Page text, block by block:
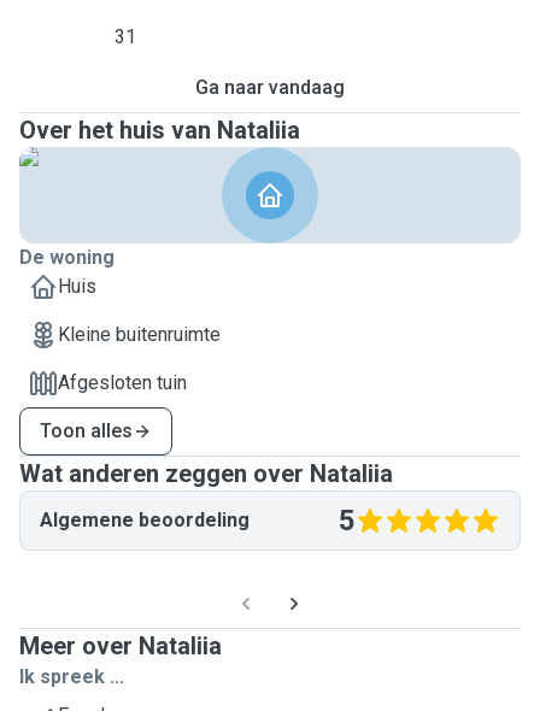
31
Ga naar vandaag
Over het huis van Nataliia
De woning
Huis
Kleine buitenruimte
Afgesloten tuin
Toon alles
Wat anderen zeggen over Nataliia
Algemene beoordeling 5
Meer over Nataliia
Ik spreek ...